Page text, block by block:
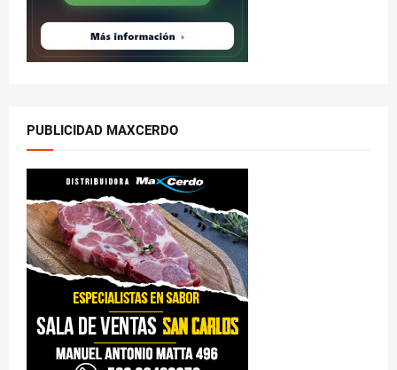
PUBLICIDAD MAXCERDO